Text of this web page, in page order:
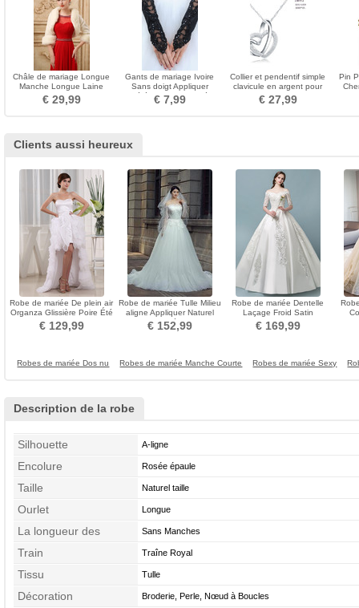
Châle de mariage Longue
Manche Longue Laine
artificielle Fourrure
€ 29,99
Gants de mariage Ivoire
Sans doigt Appliquer
Cérémonie Approprié
€ 7,99
Collier et pendentif simple
clavicule en argent pour
femme
€ 27,99
Pin
Clients aussi heureux
Robe de mariée De plein air
Organza Glissière Poire Été
Sans Manches
€ 129,99
Robe de mariée Tulle Milieu
aligne Appliquer Naturel
taille Elégant
€ 152,99
Robe de mariée Dentelle
Laçage Froid Satin
Manquant 3/4 Manche
€ 169,99
Robes de mariée Dos nu Robes de mariée Manche Courte Robes de mariée Sexy
Description de la robe
Silhouette A-ligne
Encolure Rosée épaule
Taille Naturel taille
Ourlet Longue
La longueur des
manches
Sans Manches
Train Traîne Royal
Tissu Tulle
Décoration Broderie, Perle, Nœud à Boucles